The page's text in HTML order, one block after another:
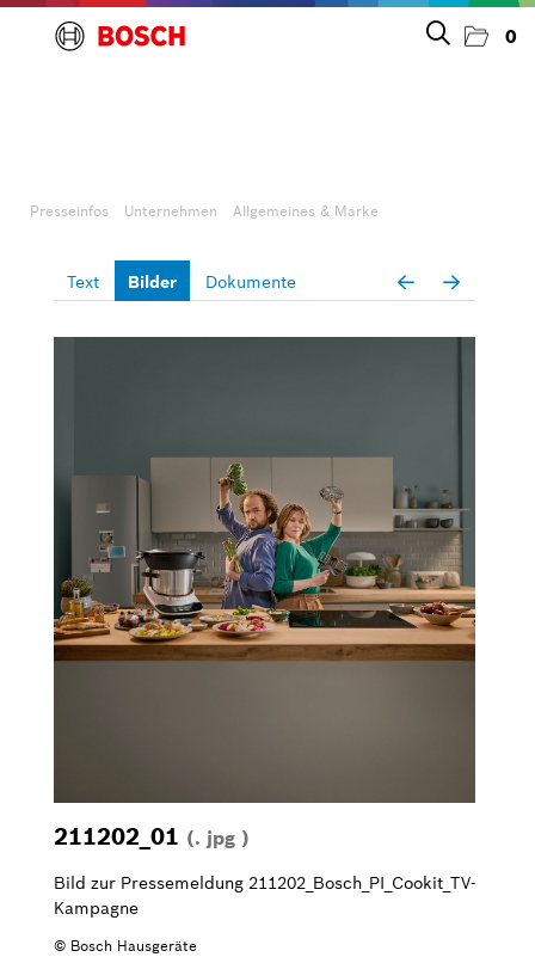
0
Allgemeines & Marke
Personelles
Bilder zum Download
Kontakt
Presseinfos Unternehmen Allgemeines & Marke
Text Bilder Dokumente
211202_01 (. jpg )
Bild zur Pressemeldung 211202_Bosch_PI_Cookit_TV-
Kampagne
© Bosch Hausgeräte